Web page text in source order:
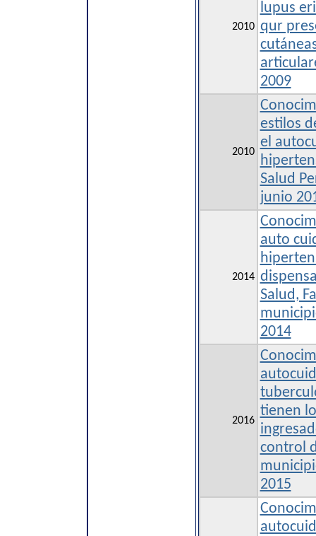
2010
lupus
qur
2009
2010
estilos
el
Salud
junio
2014
auto
Salud,
2014
2016
tienen
control
2015